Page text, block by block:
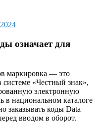
означает для
маркировка — это
системе «Честный знак»,
электронную
в национальном каталоге
заказывать коды Data
вводом в оборот.